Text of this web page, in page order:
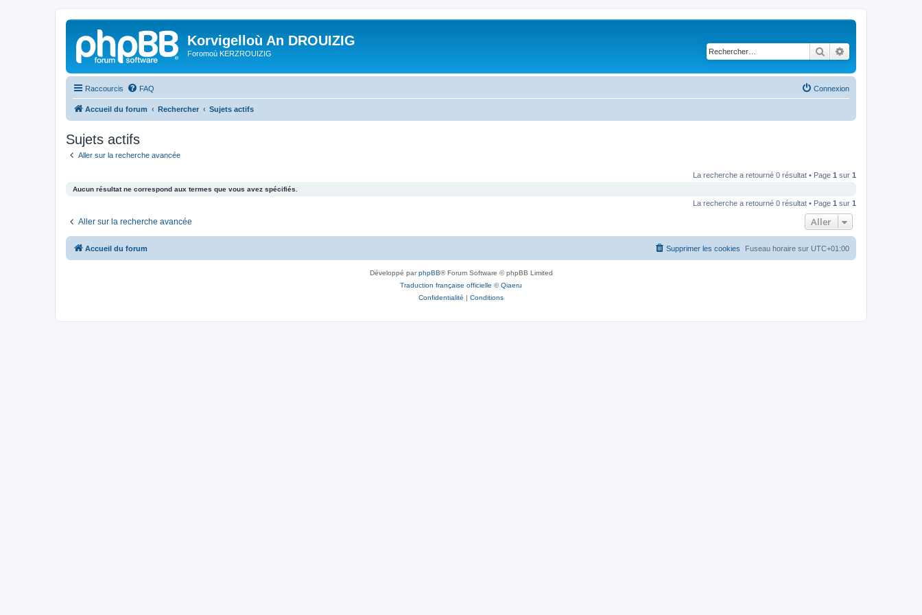
Korvigelloù An DROUIZIG
Foromoù KERZROUIZIG Rechercher
Raccourcis FAQ Connexion
Accueil du forum Rechercher Sujets actifs
Sujets actifs
Aller sur la recherche avancée
La recherche a retourné 0 résultat • Page 1 sur 1
Aucun résultat ne correspond aux termes que vous avez spécifiés.
La recherche a retourné 0 résultat • Page 1 sur 1
Aller sur la recherche avancée Aller
Accueil du forum Fuseau horaire sur UTC+01:00
Supprimer les cookies
Développé parphpBB® Forum Software © phpBB Limited
Traduction française officielle ©Qiaeru
Confidentialité | Conditions